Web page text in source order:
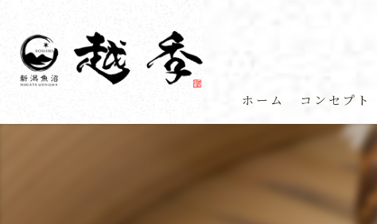
ホーム コンセプト